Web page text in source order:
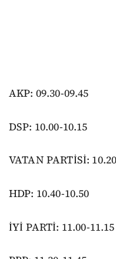
AKP: 09.30-09.45
DSP: 10.00-10.15
VATAN PARTİSİ:
HDP: 10.40-10.50
İYİ PARTİ: 11.00-11.15